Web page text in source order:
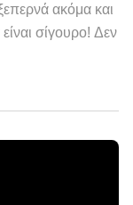
ακόμα και
σίγουρο! Δεν